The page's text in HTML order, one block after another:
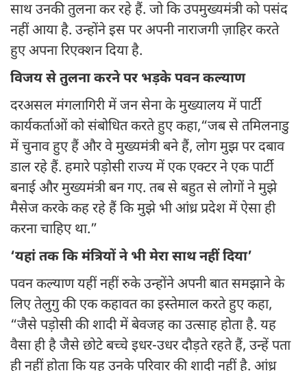
साथ उनकी तुलना कर रहे हैं. जो कि उपमुख्यमंत्री को पसंद
नहीं आया है. उन्होंने इस पर अपनी नाराजगी ज़ाहिर करते
हुए अपना रिएक्शन दिया है.
विजय से तुलना करने पर भड़के पवन कल्याण
दरअसल मंगलागिरी में जन सेना के मुख्यालय में पार्टी
कार्यकर्ताओं को संबोधित करते हुए कहा,“जब से तमिलनाडु
में चुनाव हुए हैं और वे मुख्यमंत्री बने हैं, लोग मुझ पर दबाव
डाल रहे हैं. हमारे पड़ोसी राज्य में एक एक्टर ने एक पार्टी
बनाई और मुख्यमंत्री बन गए. तब से बहुत से लोगों ने मुझे
मैसेज करके कह रहे हैं कि मुझे भी आंध्र प्रदेश में ऐसा ही
करना चाहिए था.”
‘यहां तक कि मंत्रियों ने भी मेरा साथ नहीं दिया’
पवन कल्याण यहीं नहीं रुके उन्होंने अपनी बात समझाने के
लिए तेलुगु की एक कहावत का इस्तेमाल करते हुए कहा,
“जैसे पड़ोसी की शादी में बेवजह का उत्साह होता है. यह
वैसा ही है जैसे छोटे बच्चे इधर-उधर दौड़ते रहते हैं, उन्हें पता
ही नहीं होता कि यह उनके परिवार की शादी नहीं है. आंध्र